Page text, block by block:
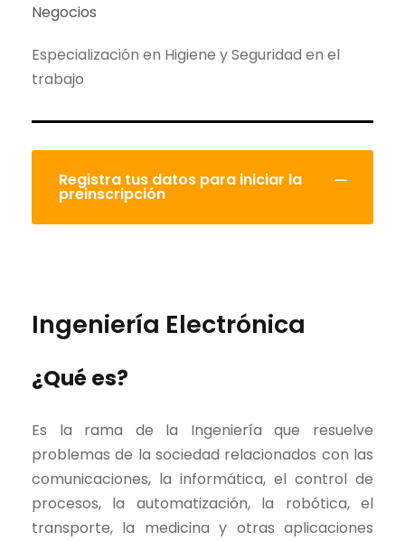
Negocios
Especialización en Higiene y Seguridad en el
trabajo
Registra tus datos para iniciar la
preinscripción
Ingeniería Electrónica
¿Qué es?
Es la rama de la Ingeniería que resuelve
problemas de la sociedad relacionados con las
comunicaciones, la informática, el control de
procesos, la automatización, la robótica, el
transporte, la medicina y otras aplicaciones